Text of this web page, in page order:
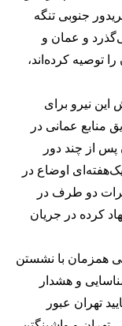
جنوبی تنگه
و عمان و
توصیه کرده‌اند،
نیرو برای
منابع عمانی در
از چند دور
یک‌هفته‌ای اوضاع در
دو طرف در
کرده در جریان
همزمان با نشستن
و هشدار
تهران عبور